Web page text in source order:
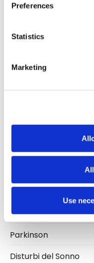
Preferences
Statistics
Marketing
Use
Alzheimer
Mal di testa
Ictus
Sclerosi multipla
Narcolessia
Parkinson
Disturbi del Sonno